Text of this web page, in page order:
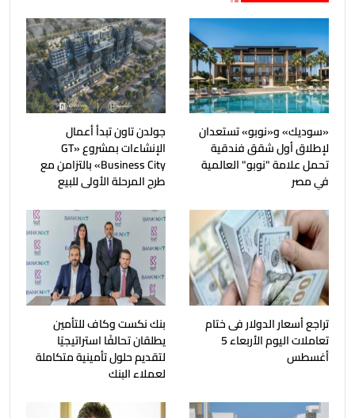
«سوديك» و«نوبو» تستعدان
لإطلاق أول شقق فندقية
تحمل علامة "نوبو" العالمية
في مصر
جولدن تاون تبدأ أعمال
الإنشاءات بمشروع «GT
Business City» بالتزامن مع
طرح المرحلة الأولى للبيع
تراجع أسعار الدولار فى ختام
تعاملات اليوم الأربعاء 5
أغسطس
بنك نكست وكاف للتأمين
يطلقان تحالفًا استراتيجيًا
لتقديم حلول تأمينية متكاملة
لعملاء البنك